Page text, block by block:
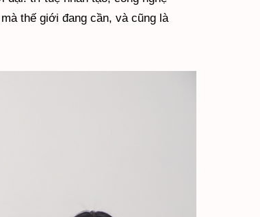
thế giới đang cần, và cũng là